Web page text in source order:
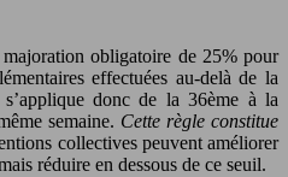
obligatoire de 25% pour
effectuées au-delà de la
donc de la 36ème à la
semaine. Cette règle constitue
collectives peuvent améliorer
réduire en dessous de ce seuil.